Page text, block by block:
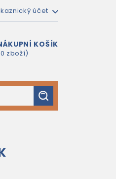
účet
KOŠÍK
zboží)